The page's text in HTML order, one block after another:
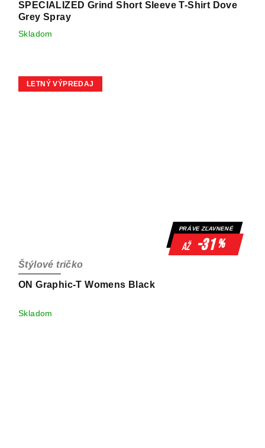
SPECIALIZED Grind Short Sleeve T-Shirt Dove
Grey Spray
Skladom
LETNÝ VÝPREDAJ
PRÁVE ZĽAVNENÉ
až -31%
ON Graphic-T Womens Black
Štýlové tričko
Skladom